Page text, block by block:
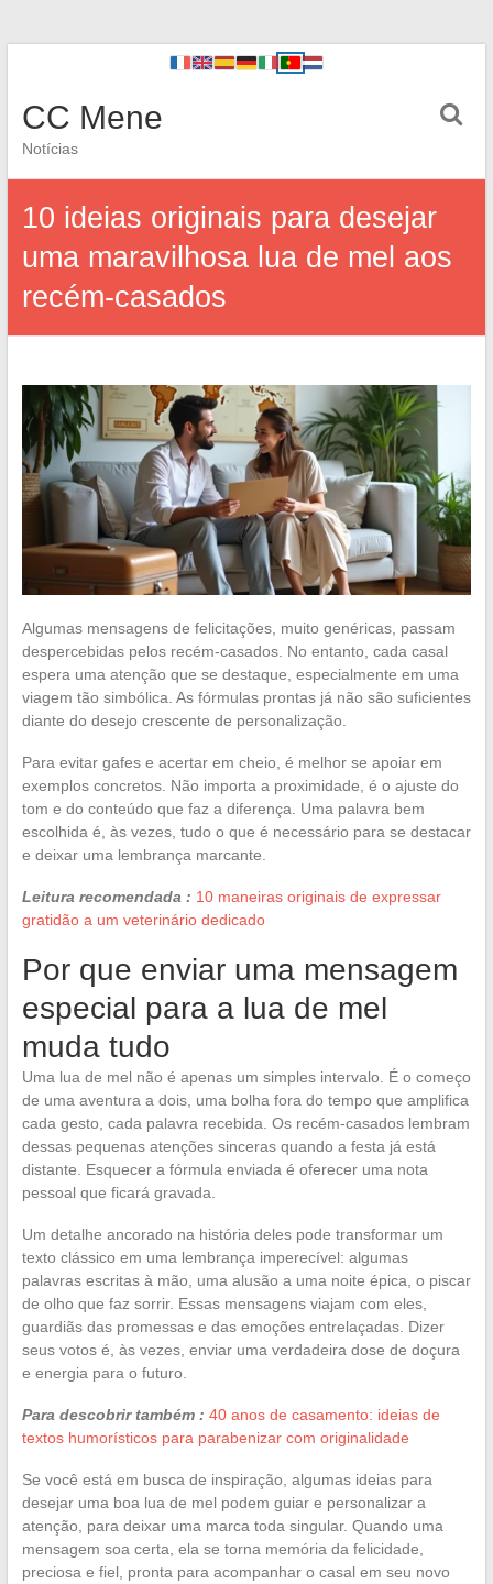
CC Mene
Notícias
10 ideias originais para desejar
uma maravilhosa lua de mel aos
recém-casados
Algumas mensagens de felicitações, muito genéricas, passam
despercebidas pelos recém-casados. No entanto, cada casal
espera uma atenção que se destaque, especialmente em uma
viagem tão simbólica. As fórmulas prontas já não são suficientes
diante do desejo crescente de personalização.
Para evitar gafes e acertar em cheio, é melhor se apoiar em
exemplos concretos. Não importa a proximidade, é o ajuste do
tom e do conteúdo que faz a diferença. Uma palavra bem
escolhida é, às vezes, tudo o que é necessário para se destacar
e deixar uma lembrança marcante.
Leitura recomendada : 10 maneiras originais de expressar
gratidão a um veterinário dedicado
Por que enviar uma mensagem
especial para a lua de mel
muda tudo
Uma lua de mel não é apenas um simples intervalo. É o começo
de uma aventura a dois, uma bolha fora do tempo que amplifica
cada gesto, cada palavra recebida. Os recém-casados lembram
dessas pequenas atenções sinceras quando a festa já está
distante. Esquecer a fórmula enviada é oferecer uma nota
pessoal que ficará gravada.
Um detalhe ancorado na história deles pode transformar um
texto clássico em uma lembrança imperecível: algumas
palavras escritas à mão, uma alusão a uma noite épica, o piscar
de olho que faz sorrir. Essas mensagens viajam com eles,
guardiãs das promessas e das emoções entrelaçadas. Dizer
seus votos é, às vezes, enviar uma verdadeira dose de doçura
e energia para o futuro.
Para descobrir também : 40 anos de casamento: ideias de
textos humorísticos para parabenizar com originalidade
Se você está em busca de inspiração, algumas ideias para
desejar uma boa lua de mel podem guiar e personalizar a
atenção, para deixar uma marca toda singular. Quando uma
mensagem soa certa, ela se torna memória da felicidade,
preciosa e fiel, pronta para acompanhar o casal em seu novo